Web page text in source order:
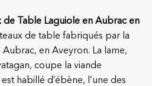
Table Laguiole en Aubrac en
de table fabriqués par la
en Aveyron. La lame,
coupe la viande
habillé d’ébène, l’une des